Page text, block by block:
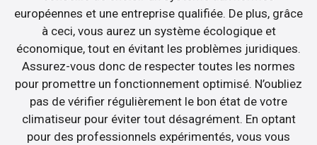
européennes et une entreprise qualifiée. De plus, grâce
à ceci, vous aurez un système écologique et
économique, tout en évitant les problèmes juridiques.
Assurez-vous donc de respecter toutes les normes
pour promettre un fonctionnement optimisé. N’oubliez
pas de vérifier régulièrement le bon état de votre
climatiseur pour éviter tout désagrément. En optant
pour des professionnels expérimentés, vous vous